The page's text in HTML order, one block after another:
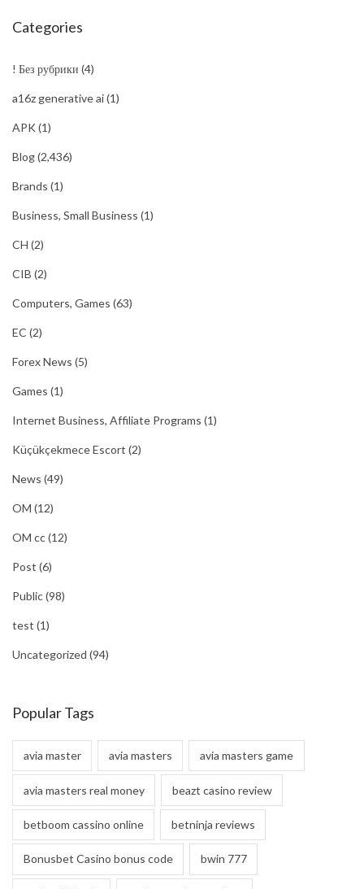
Categories
! Без рубрики (4)
a16z generative ai(1)
APK (1)
Blog(2,436)
Brands (1)
Business, Small Business (1)
CH (2)
CIB (2)
Computers, Games (63)
EC (2)
Forex News (5)
Games (1)
Internet Business, Affiliate Programs (1)
Küçükçekmece Escort (2)
News (49)
OM (12)
OM cc(12)
Post (6)
Public(98)
test (1)
Uncategorized (94)
Popular Tags
avia master avia masters avia masters game
avia masters real money beazt casino review
betboom cassino online betninja reviews
Bonusbet Casino bonus code bwin 777